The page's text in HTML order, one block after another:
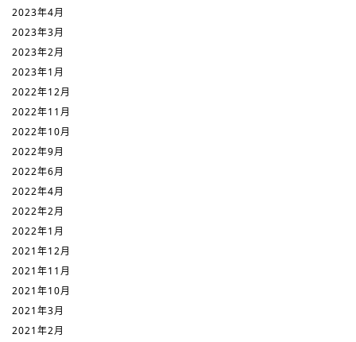
2023年4月
2023年3月
2023年2月
2023年1月
2022年12月
2022年11月
2022年10月
2022年9月
2022年6月
2022年4月
2022年2月
2022年1月
2021年12月
2021年11月
2021年10月
2021年3月
2021年2月